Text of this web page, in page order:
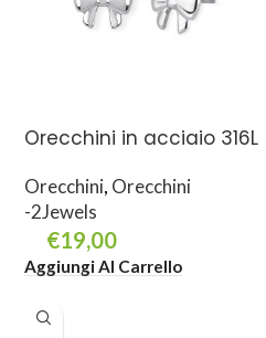
Orecchini in acciaio 316L
Orecchini, Orecchini
-2Jewels
€19,00
Aggiungi Al Carrello